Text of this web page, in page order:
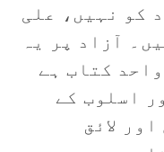
کو نہیں، علی
آزاد پر یہ
کتاب ہے
اسلوب کے
لائق